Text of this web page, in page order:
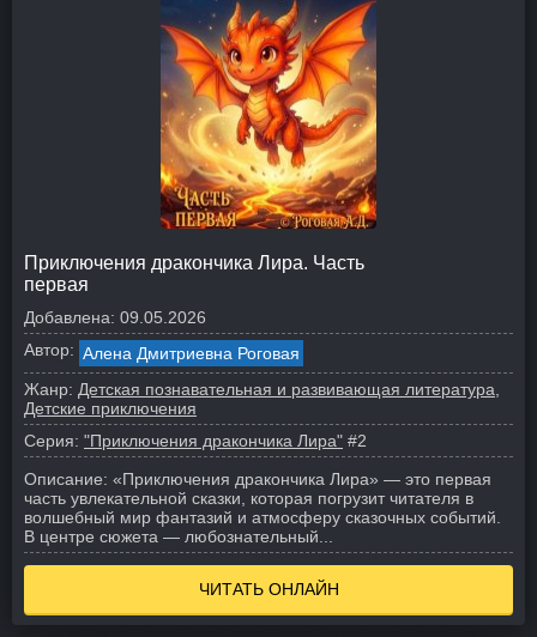
Приключения дракончика Лира. Часть
первая
Добавлена: 09.05.2026
Автор: Алена Дмитриевна Роговая
Жанр: Детская познавательная и развивающая литература
Детские приключения
Серия: "Приключения дракончика Лира" #2
Описание: «Приключения дракончика Лира» — это первая
часть увлекательной сказки, которая погрузит читателя в
волшебный мир фантазий и атмосферу сказочных событий.
В центре сюжета — любознательный...
ЧИТАТЬ ОНЛАЙН